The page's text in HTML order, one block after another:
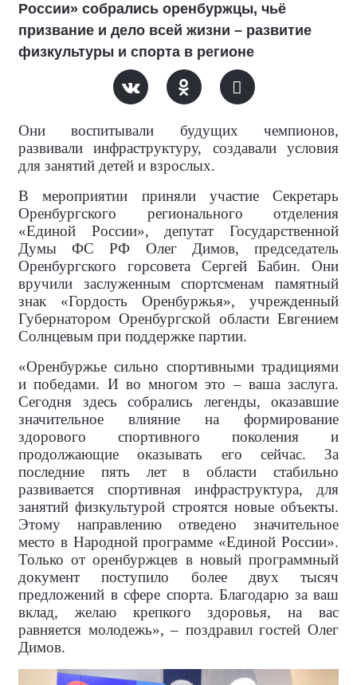
России» собрались оренбуржцы, чьё
призвание и дело всей жизни – развитие
физкультуры и спорта в регионе
Они воспитывали будущих чемпионов,
развивали инфраструктуру, создавали условия
для занятий детей и взрослых.
В мероприятии приняли участие Секретарь
Оренбургского регионального отделения
«Единой России», депутат Государственной
Думы ФС РФ Олег Димов, председатель
Оренбургского горсовета Сергей Бабин. Они
вручили заслуженным спортсменам памятный
знак «Гордость Оренбуржья», учрежденный
Губернатором Оренбургской области Евгением
Солнцевым при поддержке партии.
«Оренбуржье сильно спортивными традициями
и победами. И во многом это – ваша заслуга.
Сегодня здесь собрались легенды, оказавшие
значительное влияние на формирование
здорового спортивного поколения и
продолжающие оказывать его сейчас. За
последние пять лет в области стабильно
развивается спортивная инфраструктура, для
занятий физкультурой строятся новые объекты.
Этому направлению отведено значительное
место в Народной программе «Единой России».
Только от оренбуржцев в новый программный
документ поступило более двух тысяч
предложений в сфере спорта. Благодарю за ваш
вклад, желаю крепкого здоровья, на вас
равняется молодежь», – поздравил гостей Олег
Димов.